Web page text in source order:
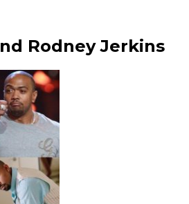
Rodney Jerkins